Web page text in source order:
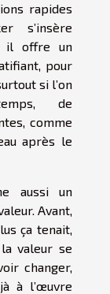
rapides
s’insère
il offre un
pour
si l’on
de
comme
après le
aussi un
Avant,
ça tenait,
la valeur se
changer,
à l’œuvre